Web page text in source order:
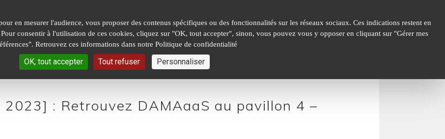
2023] : Retrouvez DAMAaaS au pavillon 4 –
en mesurer l'audience, vous proposer des contenus spécifiques ou des fonctionnalités sur les réseaux sociaux. Ces indications restent en
consentir à l'utilisation de ces cookies, cliquez sur "OK, tout accepter", sinon, vous pouvez vous y opposer en cliquant sur "Gérer mes
Retrouvez ces informations dans notre Politique de confidentialité
OK, tout accepter Tout refuser Personnaliser